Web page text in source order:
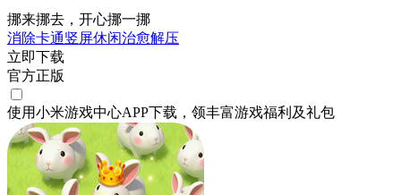
挪来挪去，开心挪一挪
消除卡通竖屏休闲治愈解压
立即下载
官方正版
使用小米游戏中心APP下载 ，领丰富游戏福利 及礼包